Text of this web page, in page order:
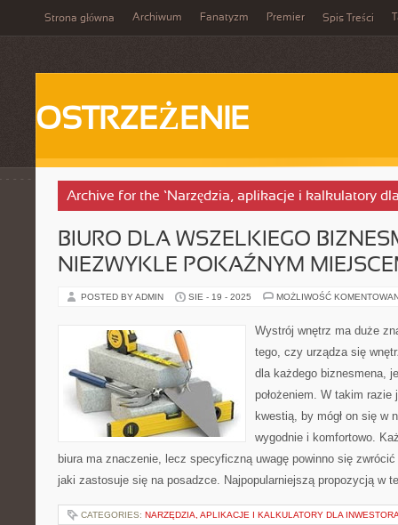
Strona główna Archiwum Fanatyzm Premier Spis Treści
OSTRZEŻENIE
Archive for the ‘Narzędzia, aplikacje i kalkulatory
BIURO DLA WSZELKIEGO
NIEZWYKLE POKAŹNYM
POSTED BY ADMIN SIE - 19 - 2025 MOŻLIWOŚĆ
Wystrój wnętrz ma duże
tego, czy urządza się
dla każdego biznesmena,
położeniem. W takim
kwestią, by mógł on się w
wygodnie i komfortowo.
biura ma znaczenie, lecz specyficzną uwagę powinno się
jaki zastosuje się na posadzce. Najpopularniejszą propozycją w
CATEGORIES: NARZĘDZIA, APLIKACJE I KALKULATORY DLA